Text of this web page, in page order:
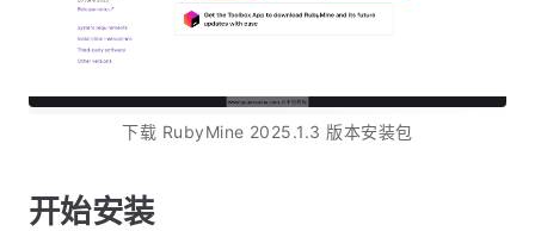
下载 RubyMine 2025.1.3 版本安装包
开始安装